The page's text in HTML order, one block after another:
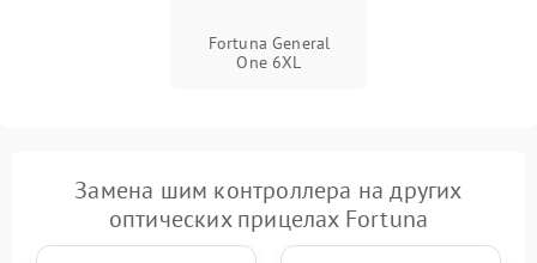
Fortuna General
One 6XL
Замена шим контроллера на других
оптических прицелах Fortuna